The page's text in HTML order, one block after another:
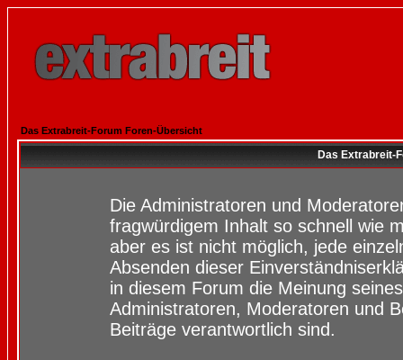
Das Extrabreit-Forum Foren-Übersicht
Das Extrabreit-
Die Administratoren und
fragwürdigem Inhalt so schnell wie
aber es ist nicht möglich, jede
Absenden dieser
in diesem Forum die Meinung
Administratoren, Moderatoren und
Beiträge verantwortlich sind.